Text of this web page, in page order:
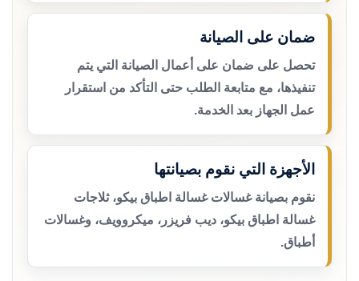
ضمان على الصيانة
تحصل على ضمان على أعمال الصيانة التي يتم
تنفيذها، مع متابعة الطلب حتى التأكد من استقرار
عمل الجهاز بعد الخدمة.
الأجهزة التي نقوم بصيانتها
نقوم بصيانة غسالات غسالة اطباق بيكو، ثلاجات
غسالة اطباق بيكو، ديب فريزر، ميكروويف، وغسالات
أطباق.